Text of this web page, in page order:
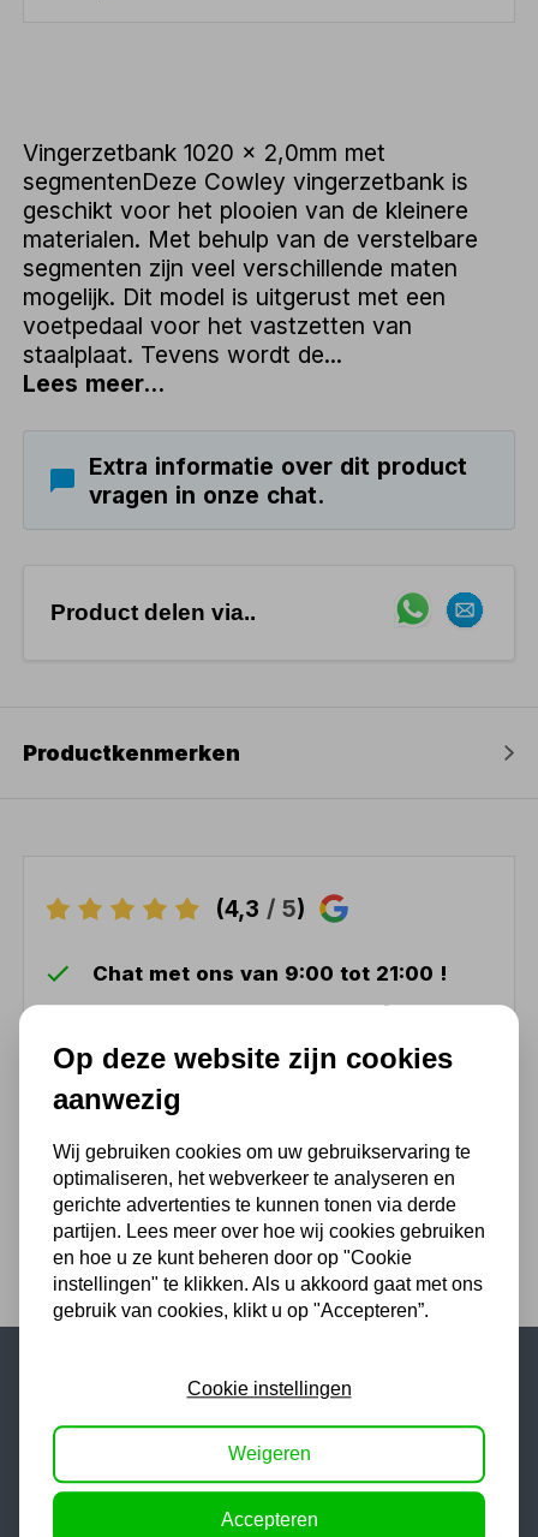
Vingerzetbank 1020 x 2,0mm met
segmentenDeze Cowley vingerzetbank is
geschikt voor het plooien van de kleinere
materialen. Met behulp van de verstelbare
segmenten zijn veel verschillende maten
mogelijk. Dit model is uitgerust met een
voetpedaal voor het vastzetten van
staalplaat. Tevens wordt de...
Lees meer...
Extra informatie over dit product
vragen in onze chat.
Product delen via..
Productkenmerken
(4,3 / 5)
Chat met ons van 9:00 tot 21:00 !
Voor 16.00 u besteld, dezelfde dag
(Technische) Vragen ? Bel ons +31
548 51 75 75
1.500 m2 winkel in Rijssen !
Twents familiebedrijf sinds 1992 !
Populaire categorieën
Lasapparaat
Op deze website zijn cookies
aanwezig
Wij gebruiken cookies om uw gebruikservaring te
optimaliseren, het webverkeer te analyseren en
gerichte advertenties te kunnen tonen via derde
partijen. Lees meer over hoe wij cookies gebruiken
en hoe u ze kunt beheren door op "Cookie
instellingen" te klikken. Als u akkoord gaat met ons
gebruik van cookies, klikt u op "Accepteren”.
Cookie instellingen
Weigeren
Accepteren